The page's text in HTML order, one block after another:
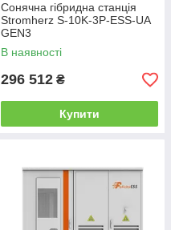
Сонячна гібридна станція
Stromherz S-10K-3Р-ESS-UA
GEN3
В наявності
296 512 ₴
Купити